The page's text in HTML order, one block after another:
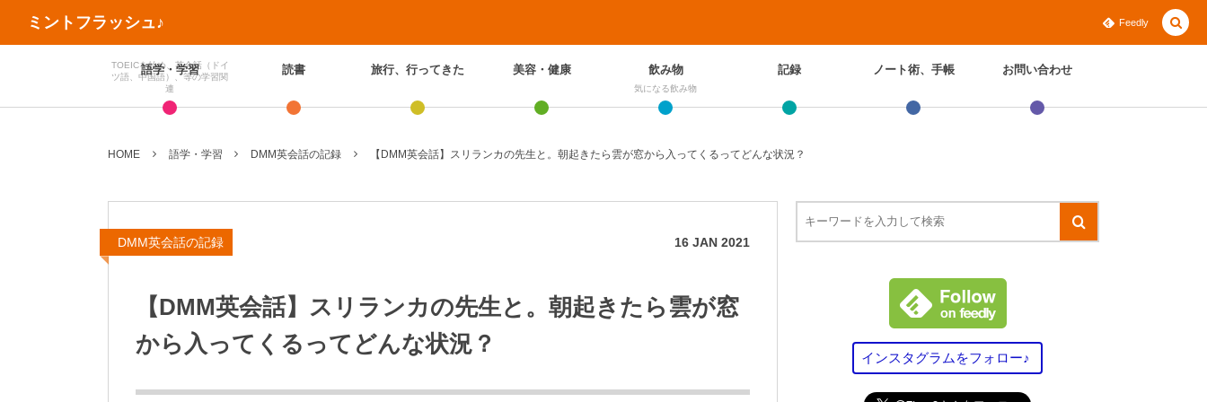
ミントフラッシュ♪ Feedly
語学・学習
TOEICを始め、英会話（ドイ
ツ語、中国語）、等の学習関
連
読書 旅行、行ってきた 美容・健康 飲み物
気になる飲み物
記録 ノート術、手帳 お問い合わせ
HOME 語学・学習 DMM英会話の記録 【DMM英会話】スリランカの先生と。朝起きたら雲が窓から入ってくるってどんな状況？
DMM英会話の記録 16 JAN 2021
【DMM英会話】スリランカの先生と。朝起きたら雲が窓
から入ってくるってどんな状況？
インスタグラムをフォロー♪